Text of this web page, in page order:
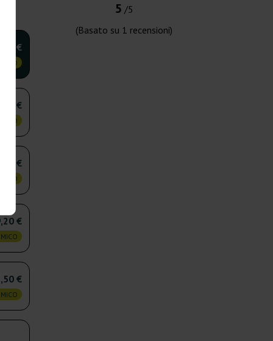
€
€
€
€
€
5 /5
(Basato su 1 recensioni)